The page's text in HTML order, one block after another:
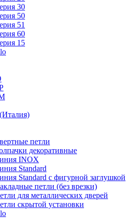
30
50
51
60
15
петли
декоративные
INOX
Standard
Standard с фигурной заглушкой
петли (без врезки)
для металлических дверей
скрытой установки